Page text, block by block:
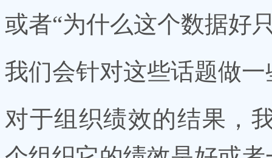
或者“为什么这个数据好
我们会针对这些话题做
对于组织绩效的结果，